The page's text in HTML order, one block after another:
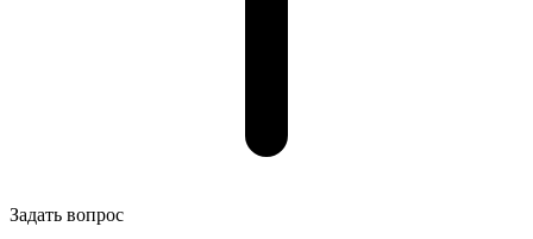
Задать вопрос